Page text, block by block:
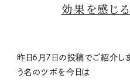
効果を感じ
昨日6月7日の投稿でご紹介しま
う名のツボを今日は